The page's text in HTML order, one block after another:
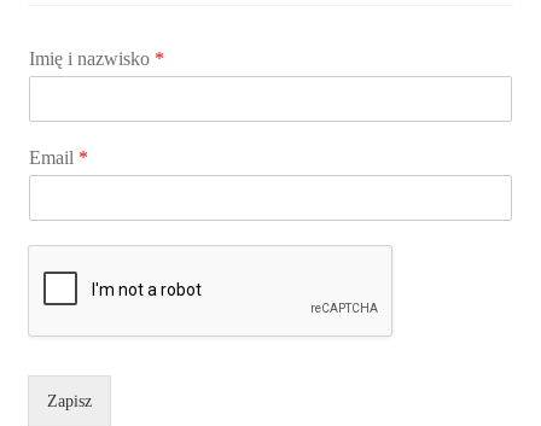
Imię i nazwisko *
Email *
Zapisz